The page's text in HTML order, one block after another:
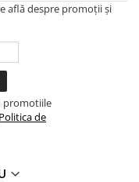
află despre promoții și
promotiile
Politica de